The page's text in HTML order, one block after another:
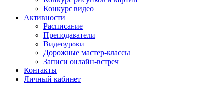
Конкурс видео
Активности
Расписание
Преподаватели
Видеоуроки
Дорожные мастер-классы
Записи онлайн-встреч
Контакты
Личный кабинет